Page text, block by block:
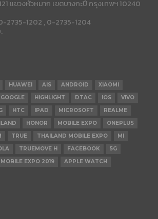
แขวงหัวหมาก เขตบางกะปี กรุงเทพฯ 10240
2735-1202 , 0-2735-1204
HUAWEI AIS ANDROID
XIAOMI
GOOGLE HIGHLIGHT DTAC IOS
VIVO
HTC IPAD MICROSOFT
REALME
HONOR MOBILE EXPO
ONEPLUS
TRUE THAILAND MOBILE EXPO
MI
TRUEMOVE H FACEBOOK
5G
EXPO 2019
APPLE WATCH